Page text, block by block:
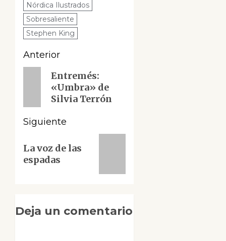
Nórdica Ilustrados
Sobresaliente
Stephen King
Navegación
entradas
Anterior
Entrada
anterior:
Entremés:
«Umbra» de
Silvia Terrón
Siguiente
entrada:
La voz de las
espadas
Deja un comentario